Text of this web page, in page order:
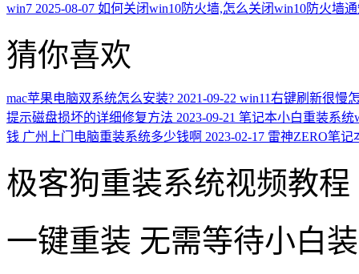
win7 2025-08-07 如何关闭win10防火墙,怎么关闭win10防火墙
猜你喜欢
mac苹果电脑双系统怎么安装? 2021-09-22 win11右键刷新很慢
提示磁盘损坏的详细修复方法 2023-09-21 笔记本小白重装系统
钱 广州上门电脑重装系统多少钱啊 2023-02-17 雷神ZERO笔记
极客狗重装系统视频教程
一键重装 无需等待小白